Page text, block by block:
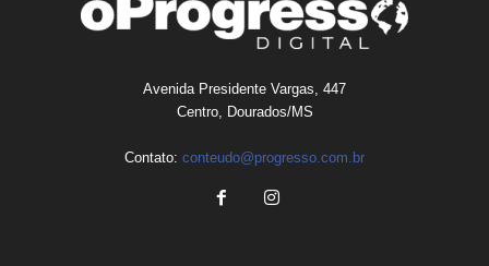
Avenida Presidente Vargas, 447
Centro, Dourados/MS
Contato: conteudo@progresso.com.br